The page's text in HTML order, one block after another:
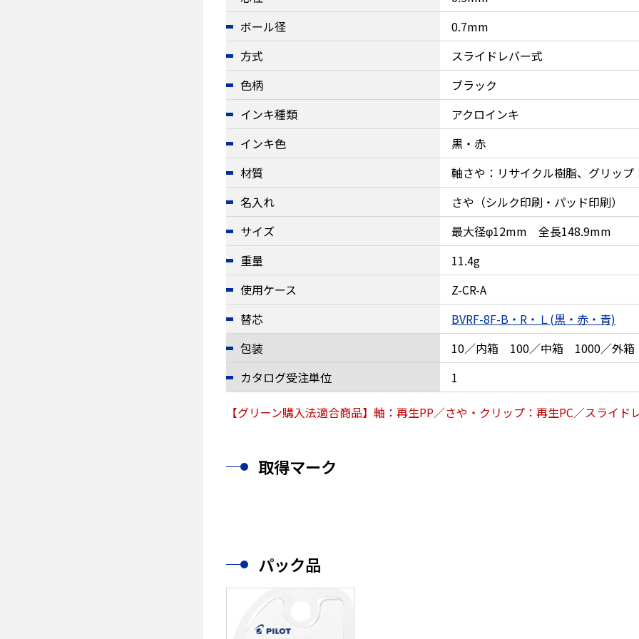
ボール径
0.7mm
方式
スライドレバー式
色柄
ブラック
インキ種類
アクロインキ
インキ色
黒・赤
材質
軸さや：リサイクル樹脂、グリップ
名入れ
さや（シルク印刷・パッド印刷）
サイズ
最大径φ12mm 全長148.9mm
重量
11.4g
使用ケース
Z-CR-A
替芯
BVRF-8F-B・R・Ｌ(黒・赤・青)
包装
10／内箱 100／中箱 1000／外箱
カタログ受注単位
1
【グリーン購入法適合商品】軸：再生PP／さや・クリップ：再生PC／スライド
取得マーク
パック品